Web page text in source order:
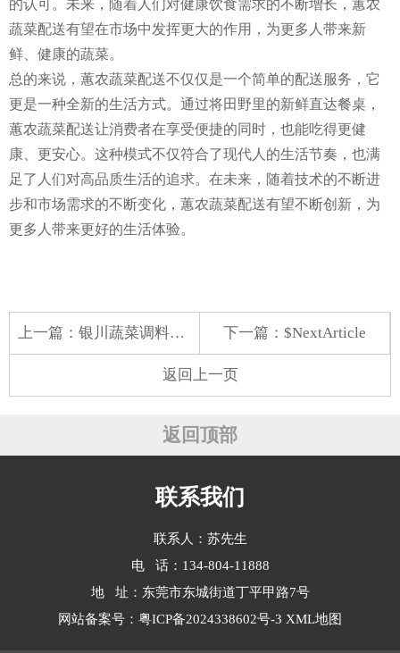
的认可。未来，随着人们对健康饮食需求的不断增长，蕙农
蔬菜配送有望在市场中发挥更大的作用，为更多人带来新
鲜、健康的蔬菜。
总的来说，蕙农蔬菜配送不仅仅是一个简单的配送服务，它
更是一种全新的生活方式。通过将田野里的新鲜直达餐桌，
蕙农蔬菜配送让消费者在享受便捷的同时，也能吃得更健
康、更安心。这种模式不仅符合了现代人的生活节奏，也满
足了人们对高品质生活的追求。在未来，随着技术的不断进
步和市场需求的不断变化，蕙农蔬菜配送有望不断创新，为
更多人带来更好的生活体验。
上一篇： 银川蔬菜调料配送 下一篇：$NextArticle
返回上一页
返回顶部
联系我们
联系人：苏先生
电 话：134-804-11888
地 址：东莞市东城街道丁平甲路7号
网站备案号： 粤ICP备2024338602号-3 XML地图